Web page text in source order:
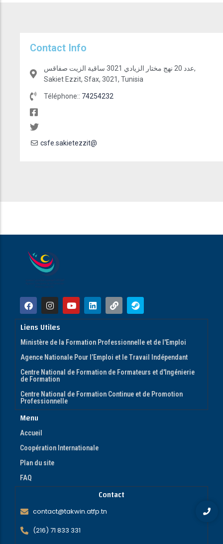
Contact Info
عدد 20 نهج مختار الزيادي 3021 ساقية الزيت صفاقس,
Sakiet Ezzit, Sfax, 3021, Tunisia
Téléphone:: 74254232
csfe.sakietezzit@
Liens Utiles
Ministère de la Formation Professionnelle et de l'Emploi
Agence Nationale Pour l’Emploi et le Travail Indépendant
Centre National de Formation de Formateurs et d'Ingénierie
de Formation
Centre National de Formation Continue et de Promotion
Professionnelle
Menu
Accueil
Coopération Internationale
Plan du site
FAQ
Contact
contact@takwin.atfp.tn
(216) 71 833 331